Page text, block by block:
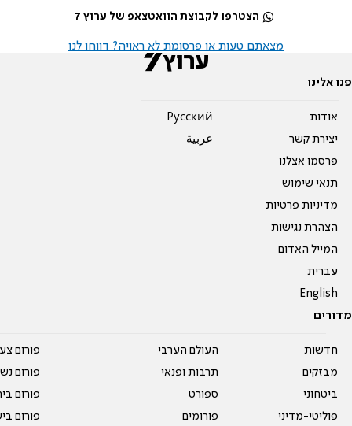
הצטרפו לקבוצת הוואטצאפ של ערוץ 7
מצאתם טעות או פרסומת לא ראויה? דווחו לנו
פנו אלינו
אודות
יצירת קשר
פרסמו אצלנו
תנאי שימוש
מדיניות פרטיות
הצהרת נגישות
המייל האדום
עברית
English
Pусский
عربية
מדורים
חדשות
מבזקים
ביטחוני
פוליטי-מדיני
העולם הערבי
תרבות ופנאי
ספורט
פורומים
פורום
פורום
פורום
פורום